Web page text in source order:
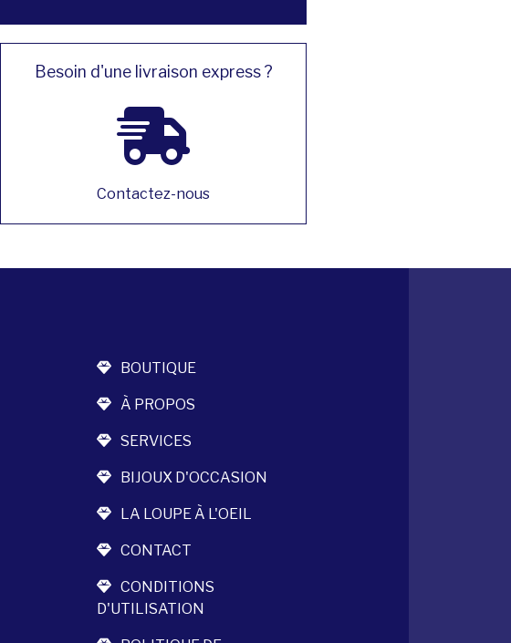
Besoin d'une livraison express ?
Contactez-nous
BOUTIQUE
À PROPOS
SERVICES
BIJOUX D'OCCASION
LA LOUPE À L'OEIL
CONTACT
CONDITIONS
D'UTILISATION